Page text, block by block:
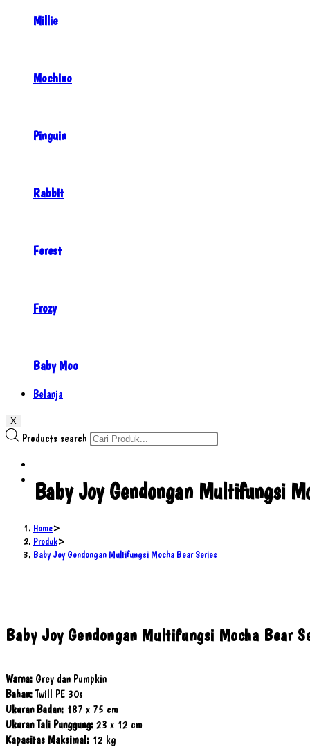
Millie
Mochino
Pinguin
Rabbit
Forest
Frozy
Baby Moo
Belanja
X
Products search
Baby Joy Gendongan Multifungsi
Home>
Produk>
Baby Joy Gendongan Multifungsi Mocha Bear Series
Baby Joy Gendongan Multifungsi Mocha Bear
Warna: Grey dan Pumpkin
Bahan:Twill PE 30s
Ukuran Badan: 187 x 75 cm
Ukuran Tali Punggung: 23 x 12 cm
Kapasitas Maksimal: 12 kg